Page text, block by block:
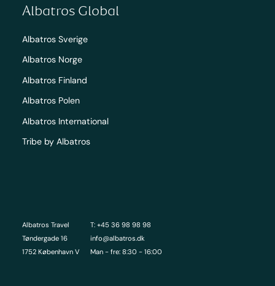
Albatros Travel
Tøndergade 16
1752 København V
T: +45 36 98 98 98
info@albatros.dk
Man - fre: 8:30 - 16:00
Albatros Global
Albatros Sverige
Albatros Norge
Albatros Finland
Albatros Polen
Albatros International
Tribe by Albatros